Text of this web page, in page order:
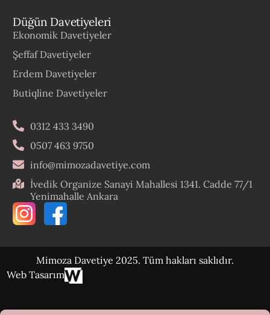
Düğün Davetiyeleri
Ekonomik Davetiyeler
Şeffaf Davetiyeler
Erdem Davetiyeler
Butiqline Davetiyeler
0312 433 3490
0507 463 9750
info@mimozadavetiye.com
İvedik Organize Sanayi Mahallesi 1341. Cadde 77/1
Yenimahalle Ankara
Mimoza Davetiye 2025. Tüm hakları saklıdır.
Web Tasarım